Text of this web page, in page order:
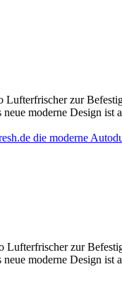
zur
moderne Design
zur
moderne Design